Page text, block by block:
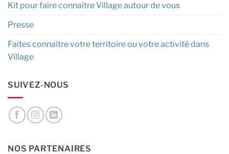
Kit pour faire connaître Village autour de vous
Presse
Faites connaître votre territoire ou votre activité dans
Village
SUIVEZ-NOUS
NOS PARTENAIRES